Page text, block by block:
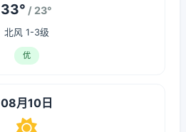
33° / 23°
北风 1-3级
优
08月10日